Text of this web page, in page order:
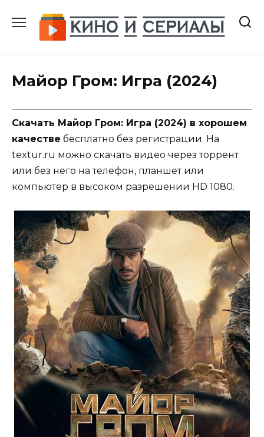
содержанию
Майор Гром: Игра (2024)
Скачать Майор Гром: Игра (2024) в хорошем
качестве бесплатно без регистрации. На
textur.ru можно скачать видео через торрент
или без него на телефон, планшет или
компьютер в высоком разрешении HD 1080.